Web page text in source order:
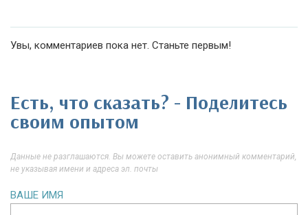
Увы, комментариев пока нет. Станьте первым!
Есть, что сказать? - Поделитесь
своим опытом
Данные не разглашаются. Вы можете оставить анонимный комментарий,
не указывая имени и адреса эл. почты
ВАШЕ ИМЯ